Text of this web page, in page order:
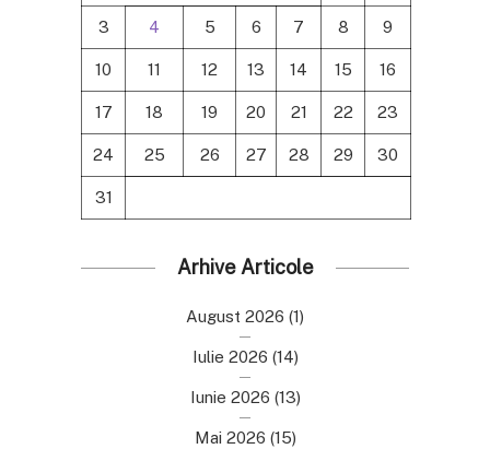
3 4 5 6 7 8 9
10 11 12 13 14 15 16
17 18 19 20 21 22 23
24 25 26 27 28 29 30
31
Arhive Articole
August 2026 (1)
Iulie 2026 (14)
Iunie 2026 (13)
Mai 2026 (15)